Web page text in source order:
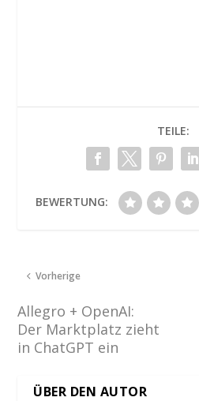
TEILE:
BEWERTUNG:
Vorherige
Allegro + OpenAI:
Der Marktplatz zieht
in ChatGPT ein
ÜBER DEN AUTOR